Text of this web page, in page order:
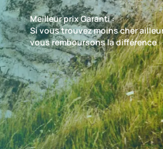
Meilleur prix Garanti :
Si vous trouvez moins cher
vous remboursons la différence
Trier par Nos